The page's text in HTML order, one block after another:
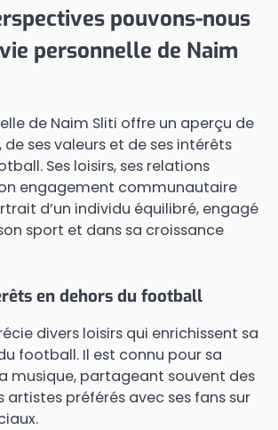
pouvons-nous
personnelle de Naim
de Naim Sliti offre un aperçu de
ses valeurs et de ses intérêts
Ses loisirs, ses relations
engagement communautaire
d’un individu équilibré, engagé
sport et dans sa croissance
en dehors du football
divers loisirs qui enrichissent sa
football. Il est connu pour sa
musique, partageant souvent des
artistes préférés avec ses fans sur